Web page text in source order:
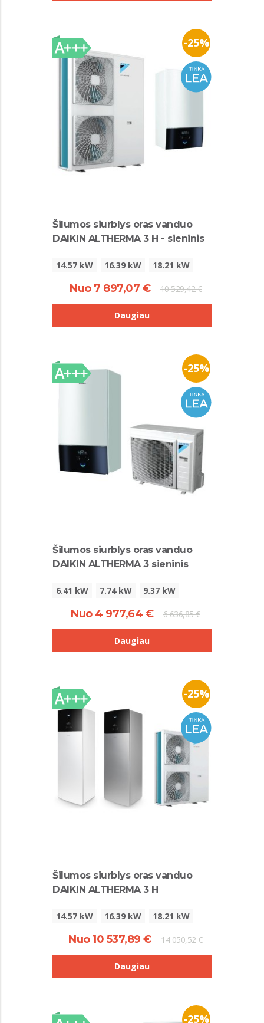
-25%
Šilumos siurblys oras vanduo
DAIKIN ALTHERMA 3 H - sieninis
14.57 kW 16.39 kW 18.21 kW
Nuo 7 897,07 € 10 529,42 €
Daugiau
-25%
Šilumos siurblys oras vanduo
DAIKIN ALTHERMA 3 sieninis
6.41 kW 7.74 kW 9.37 kW
Nuo 4 977,64 € 6 636,85 €
Daugiau
-25%
Šilumos siurblys oras vanduo
DAIKIN ALTHERMA 3 H
14.57 kW 16.39 kW 18.21 kW
Nuo 10 537,89 € 14 050,52 €
Daugiau
-25%